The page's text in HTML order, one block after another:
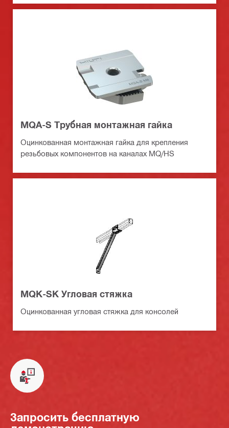
MQA-S Трубная монтажная гайка
Оцинкованная монтажная гайка для крепления
резьбовых компонентов на каналах MQ/HS
MQK-SK Угловая стяжка
Оцинкованная угловая стяжка для консолей
Запросить бесплатную